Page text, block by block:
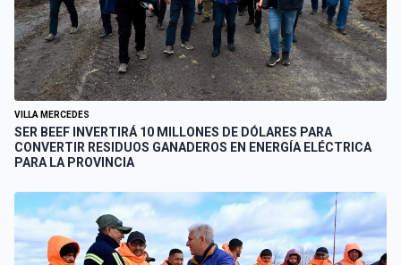
VILLA MERCEDES
SER BEEF INVERTIRÁ 10 MILLONES DE DÓLARES PARA
CONVERTIR RESIDUOS GANADEROS EN ENERGÍA ELÉCTRICA
PARA LA PROVINCIA